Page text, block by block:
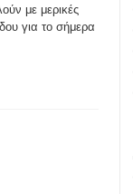
με μερικές
για το σήμερα